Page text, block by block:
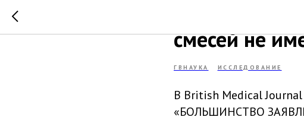
смесей не
ГВНАУКА ИССЛЕДОВАНИЕ
В British Medical
«БОЛЬШИНСТВО